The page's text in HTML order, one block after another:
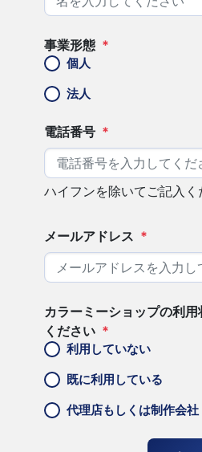
事業形態 *
個人
法人
電話番号 *
ハイフンを除いてご記入く
メールアドレス *
カラーミーショップの利
ください *
利用していない
既に利用している
代理店もしくは制作会社